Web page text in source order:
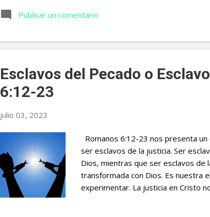
consideración son la base de una
enseñado. Comunicación
fundamental en una relación de
Publicar un comentario
Esclavos del Pecado o
6:12-23
julio 03, 2023
Romanos 6:12-23 nos presenta
ser esclavos de la justicia. Ser
Dios, mientras que ser esclavos de
transformada con Dios. Es nuestra
experimentar. La justicia en Cristo